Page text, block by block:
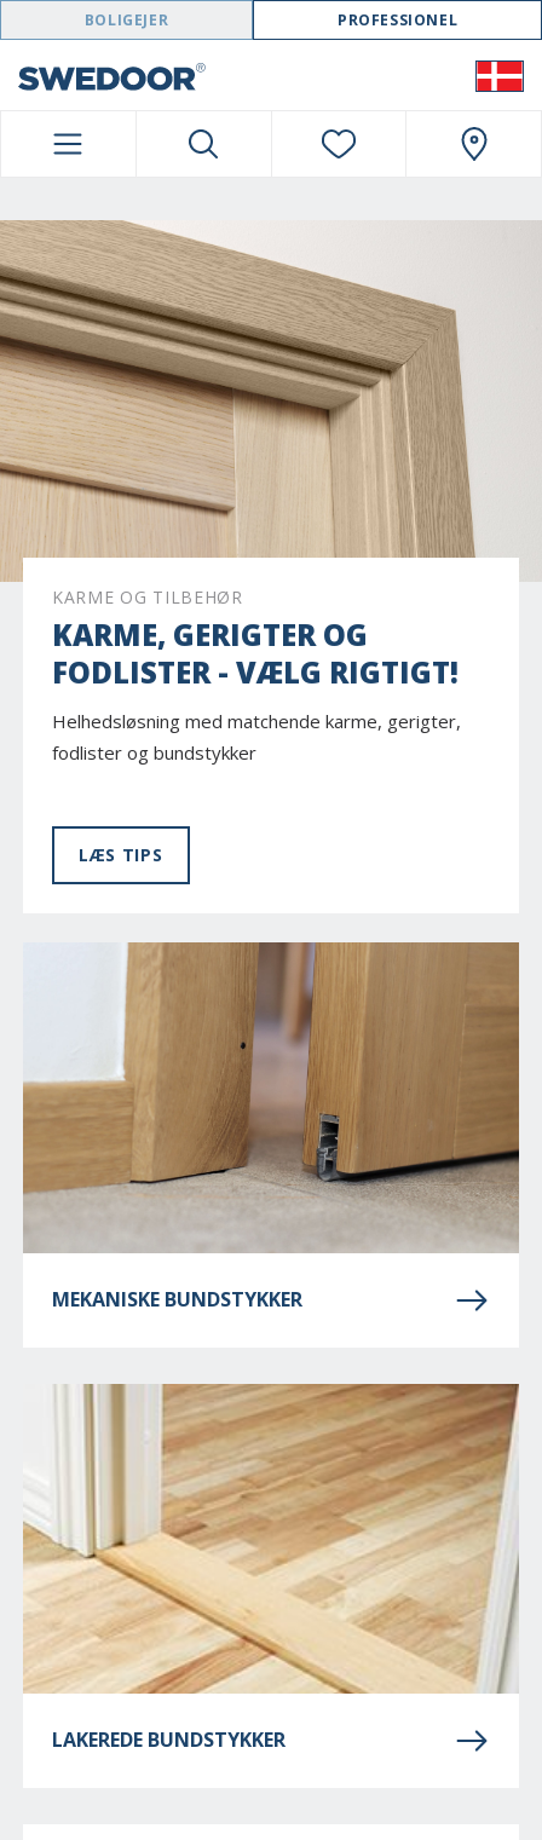
SWEDOOR NAVIGATION
BOLIGEJER PROFESSIONEL
KARME OG TILBEHØR
KARME, GERIGTER OG
FODLISTER - VÆLG RIGTIGT!
Helhedsløsning med matchende karme, gerigter,
fodlister og bundstykker
LÆS TIPS
MEKANISKE BUNDSTYKKER
LAKEREDE BUNDSTYKKER